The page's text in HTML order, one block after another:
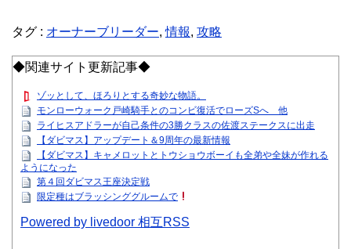
タグ : オーナーブリーダー,情報, 攻略
◆関連サイト更新記事◆
ゾッとして、ほろりとする奇妙な物語。
モンローウォーク戸崎騎手とのコンビ復活でローズSへ 他
ライヒスアドラーが自己条件の3勝クラスの佐渡ステークスに出走
【ダビマス】アップデート＆9周年の最新情報
【ダビマス】キャメロットとトウショウボーイも全弟や全妹が作れる
ようになった
第４回ダビマス王座決定戦
限定種はブラッシンググルームで
Powered by livedoor 相互RSS